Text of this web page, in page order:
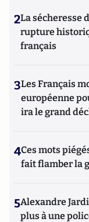
2La sécheresse
rupture
français
3Les Français
européenne
ira le grand
4Ces mots
fait flamber la
5Alexandre
plus à une